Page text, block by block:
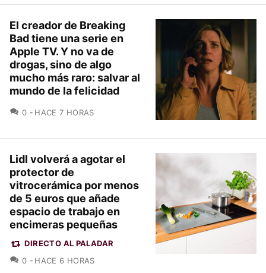
El creador de Breaking
Bad tiene una serie en
Apple TV. Y no va de
drogas, sino de algo
mucho más raro: salvar al
mundo de la felicidad
0 COMENTARIOS
HACE 7 HORAS
Lidl volverá a agotar el
protector de
vitrocerámica por menos
de 5 euros que añade
espacio de trabajo en
encimeras pequeñas
DIRECTO AL PALADAR
0 COMENTARIOS
HACE 6 HORAS